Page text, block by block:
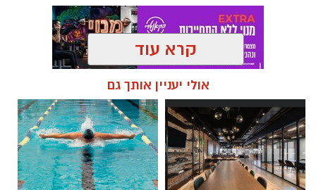
האם בתי ספר הורגים יצירתיות?
קרא עוד
אולי יעניין אותך גם